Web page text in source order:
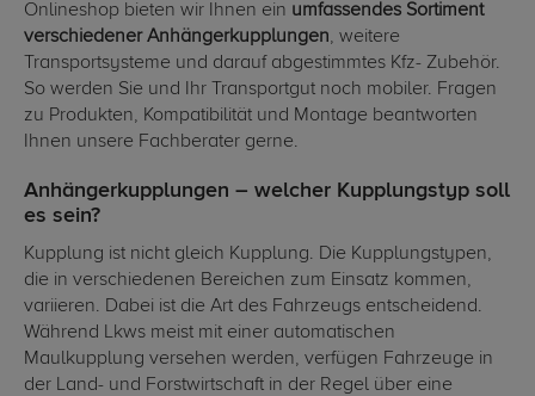
Onlineshop bieten wir Ihnen ein umfassendes Sortiment
verschiedener Anhängerkupplungen, weitere
Transportsysteme und darauf abgestimmtes Kfz- Zubehör.
So werden Sie und Ihr Transportgut noch mobiler. Fragen
zu Produkten, Kompatibilität und Montage beantworten
Ihnen unsere Fachberater gerne.
Anhängerkupplungen – welcher Kupplungstyp soll
es sein?
Kupplung ist nicht gleich Kupplung. Die Kupplungstypen,
die in verschiedenen Bereichen zum Einsatz kommen,
variieren. Dabei ist die Art des Fahrzeugs entscheidend.
Während Lkws meist mit einer automatischen
Maulkupplung versehen werden, verfügen Fahrzeuge in
der Land- und Forstwirtschaft in der Regel über eine